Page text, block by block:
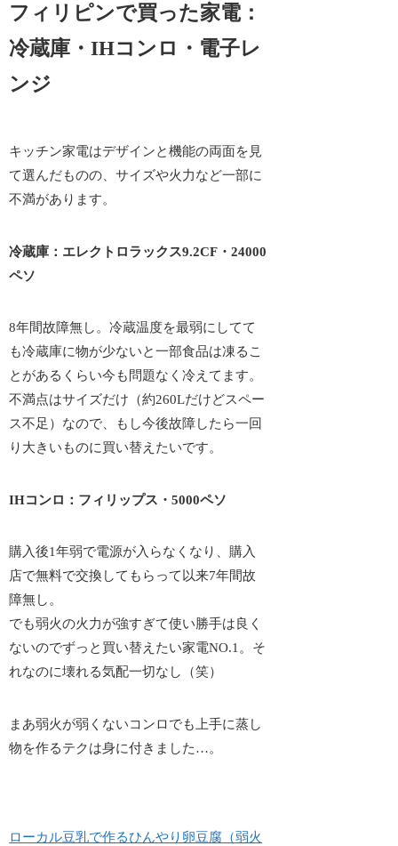
フィリピンで買った家電：
冷蔵庫・IHコンロ・電子レ
ンジ
キッチン家電はデザインと機能の両面を見
て選んだものの、サイズや火力など一部に
不満があります。
冷蔵庫：エレクトロラックス9.2CF・24000
ペソ
8年間故障無し。冷蔵温度を最弱にしてて
も冷蔵庫に物が少ないと一部食品は凍るこ
とがあるくらい今も問題なく冷えてます。
不満点はサイズだけ（約260Lだけどスペー
ス不足）なので、もし今後故障したら一回
り大きいものに買い替えたいです。
IHコンロ：フィリップス・5000ペソ
購入後1年弱で電源が入らなくなり、購入
店で無料で交換してもらって以来7年間故
障無し。
でも弱火の火力が強すぎて使い勝手は良く
ないのでずっと買い替えたい家電NO.1。そ
れなのに壊れる気配一切なし（笑）
まあ弱火が弱くないコンロでも上手に蒸し
物を作るテクは身に付きました…。
ローカル豆乳で作るひんやり卵豆腐（弱火